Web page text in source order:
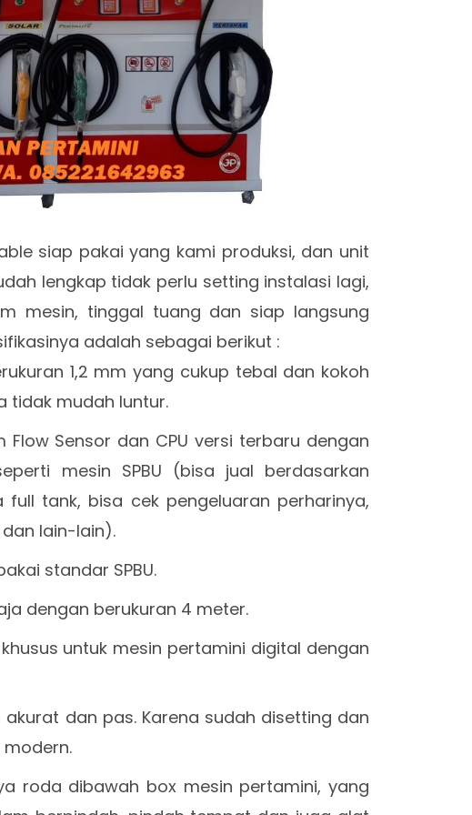
siap pakai yang kami produksi, dan unit
lengkap tidak perlu setting instalasi lagi,
mesin, tinggal tuang dan siap langsung
adalah sebagai berikut :
1,2 mm yang cukup tebal dan kokoh
tidak mudah luntur.
Sensor dan CPU versi terbaru dengan
mesin SPBU (bisa jual berdasarkan
tank, bisa cek pengeluaran perharinya,
lain-lain).
standar SPBU.
dengan berukuran 4 meter.
untuk mesin pertamini digital dengan
dan pas. Karena sudah disetting dan
roda dibawah box mesin pertamini, yang